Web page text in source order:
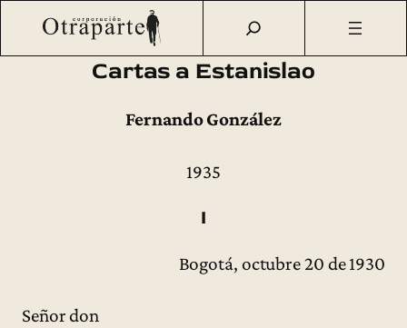
Saltar
Otraparte.org/Fernando González/
/
Cartas a Estanislao
Fernando González
1935
I
Bogotá, octubre 20 de 1930
Señor don